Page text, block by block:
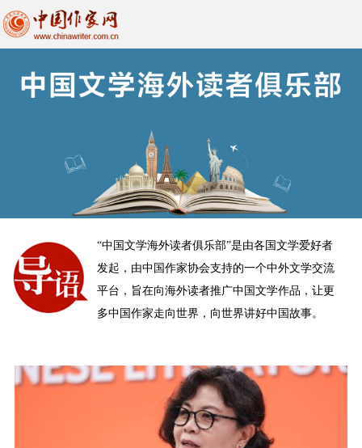
“中国文学海外读者俱乐部”是由各国文学爱好者
发起，由中国作家协会支持的一个中外文学交流
平台，旨在向海外读者推广中国文学作品，让更
多中国作家走向世界，向世界讲好中国故事。